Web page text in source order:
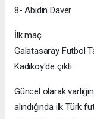
8- Abidin Daver
İlk maç
Galatasaray Futbol
Kadıköy'de çıktı.
Güncel olarak
alındığında ilk Türk